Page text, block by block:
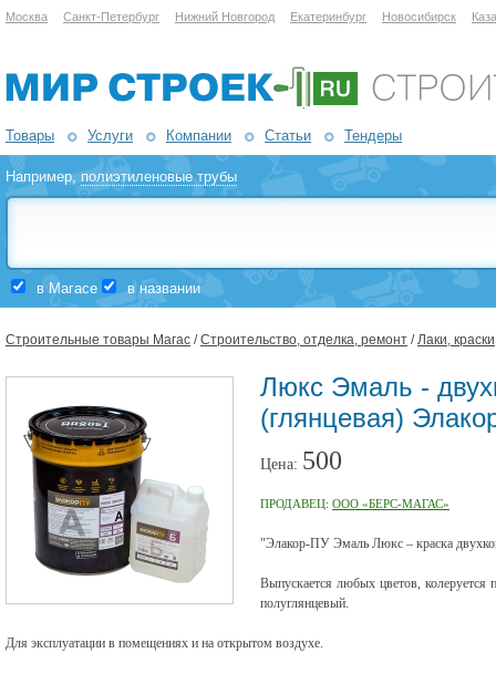
Москва Санкт-Петербург Нижний Новгород Екатеринбург Новосибирск
Товары Услуги Компании Статьи Тендеры
Например,полиэтиленовые трубы
в Магасе в названии
Строительные товары Магас /Строительство, отделка, ремонт /Лаки,
Люкс Эмаль -
(глянцевая)
Цена: 500
ПРОДАВЕЦ: ООО «БЕРС-МАГАС»
"Элакор-ПУ Эмаль Люкс – краска
Выпускается любых цветов,
полуглянцевый.
Для эксплуатации в помещениях и на открытом воздухе.